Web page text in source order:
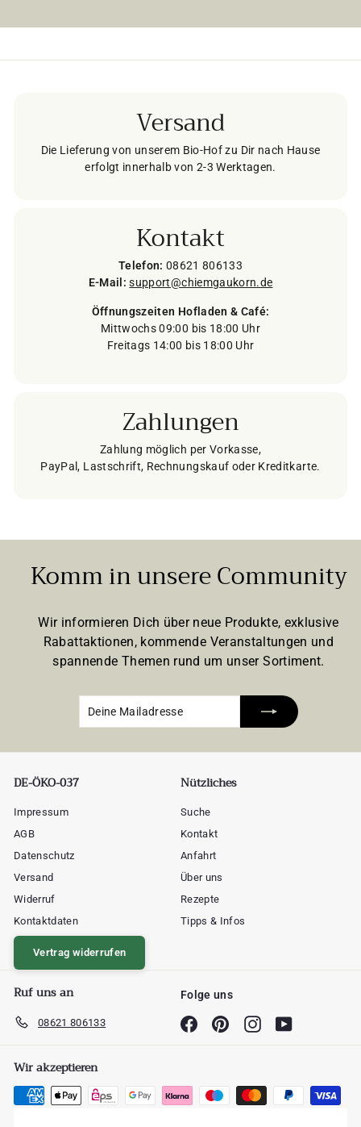
Versand
Die Lieferung von unserem Bio-Hof zu Dir nach Hause
erfolgt innerhalb von 2-3 Werktagen.
Kontakt
Telefon: 08621 806133
E-Mail: support@chiemgaukorn.de
Öffnungszeiten Hofladen & Café:
Mittwochs 09:00 bis 18:00 Uhr
Freitags 14:00 bis 18:00 Uhr
Zahlungen
Zahlung möglich per Vorkasse,
PayPal, Lastschrift, Rechnungskauf oder Kreditkarte.
Komm in unsere Community
Wir informieren Dich über neue Produkte, exklusive
Rabattaktionen, kommende Veranstaltungen und
spannende Themen rund um unser Sortiment.
DE-ÖKO-037
Impressum
AGB
Datenschutz
Versand
Widerruf
Kontaktdaten
Vertrag widerrufen
Nützliches
Suche
Kontakt
Anfahrt
Über uns
Rezepte
Tipps & Infos
Ruf uns an
08621 806133
Folge uns
FacebookPinterestInstagram
Wir akzeptieren